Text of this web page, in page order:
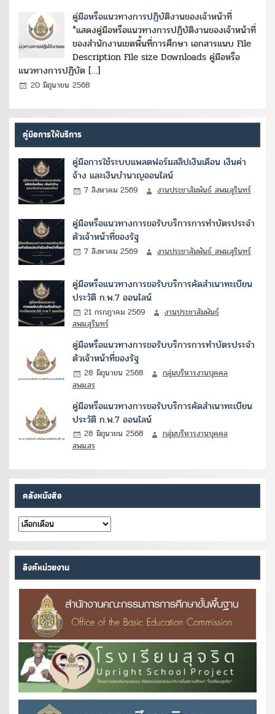
คู่มือหรือแนวทางการปฏิบัติงานของเจ้าหน้าที่
*แสดงคู่มือหรือแนวทางการปฏิบัติงานของเจ้าหน้าที่
ของสำนักงานเขตพื้นที่การศึกษา เอกสารแนบ File
Description File size Downloads คู่มือหรือ
แนวทางการปฏิบัต […]
20 มิถุนายน 2568
คู่มือการให้บริการ
คู่มือการใช้ระบบแพลตฟอร์มสลิปเงินเดือน เงินค่า
จ้าง และเงินบำนาญออนไลน์
7 สิงหาคม 2569 งานประชาสัมพันธ์ สพม.สุรินทร์
คู่มือหรือแนวทางการขอรับบริการการทำบัตรประจำ
ตัวเจ้าหน้าที่ของรัฐ
7 สิงหาคม 2569 งานประชาสัมพันธ์ สพม.สุรินทร์
คู่มือหรือแนวทางการขอรับบริการคัดสำเนาทะเบียน
ประวัติ ก.พ.7 ออนไลน์
21 กรกฎาคม 2569
งานประชาสัมพันธ์
สพม.สุรินทร์
คู่มือหรือแนวทางการขอรับบริการการทำบัตรประจำ
ตัวเจ้าหน้าที่ของรัฐ
28 มิถุนายน 2568
กลุ่มบริหารงานบุคคล
สพม.สร
คู่มือหรือแนวทางการขอรับบริการคัดสำเนาทะเบียน
ประวัติ ก.พ.7 ออนไลน์
28 มิถุนายน 2568
กลุ่มบริหารงานบุคคล
สพม.สร
คลังหนังสือ
คลัง
หนังสือ
ลิงค์หน่วยงาน